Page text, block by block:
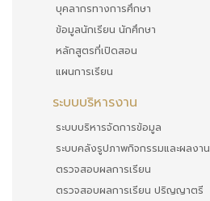
บุคลากรทางการศึกษา
ข้อมูลนักเรียน นักศึกษา
หลักสูตรที่เปิดสอน
แผนการเรียน
ระบบบริหารงาน
ระบบบริหารจัดการข้อมูล
ระบบคลังรูปภาพกิจกรรมและผลงาน
ตรวจสอบผลการเรียน
ตรวจสอบผลการเรียน ปริญญาตรี